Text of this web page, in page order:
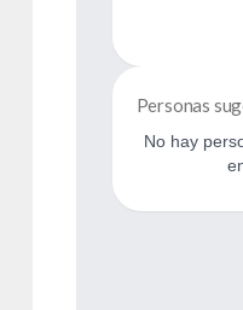
Personas
No hay